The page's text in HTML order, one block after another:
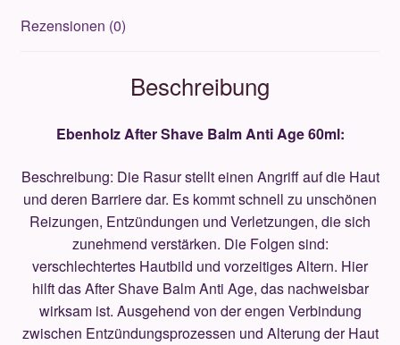
Rezensionen (0)
Beschreibung
Ebenholz After Shave Balm Anti Age 60ml:
Beschreibung: Die Rasur stellt einen Angriff auf die Haut
und deren Barriere dar. Es kommt schnell zu unschönen
Reizungen, Entzündungen und Verletzungen, die sich
zunehmend verstärken. Die Folgen sind:
verschlechtertes Hautbild und vorzeitiges Altern. Hier
hilft das After Shave Balm Anti Age, das nachweisbar
wirksam ist. Ausgehend von der engen Verbindung
zwischen Entzündungsprozessen und Alterung der Haut